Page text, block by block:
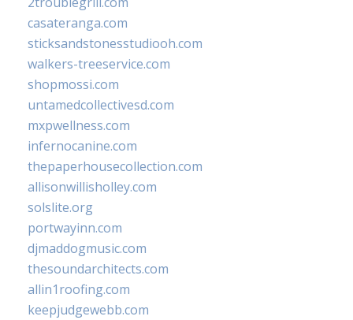
casateranga.com
sticksandstonesstudiooh.com
walkers-treeservice.com
shopmossi.com
untamedcollectivesd.com
mxpwellness.com
infernocanine.com
thepaperhousecollection.com
allisonwillisholley.com
solslite.org
portwayinn.com
djmaddogmusic.com
thesoundarchitects.com
allin1roofing.com
keepjudgewebb.com